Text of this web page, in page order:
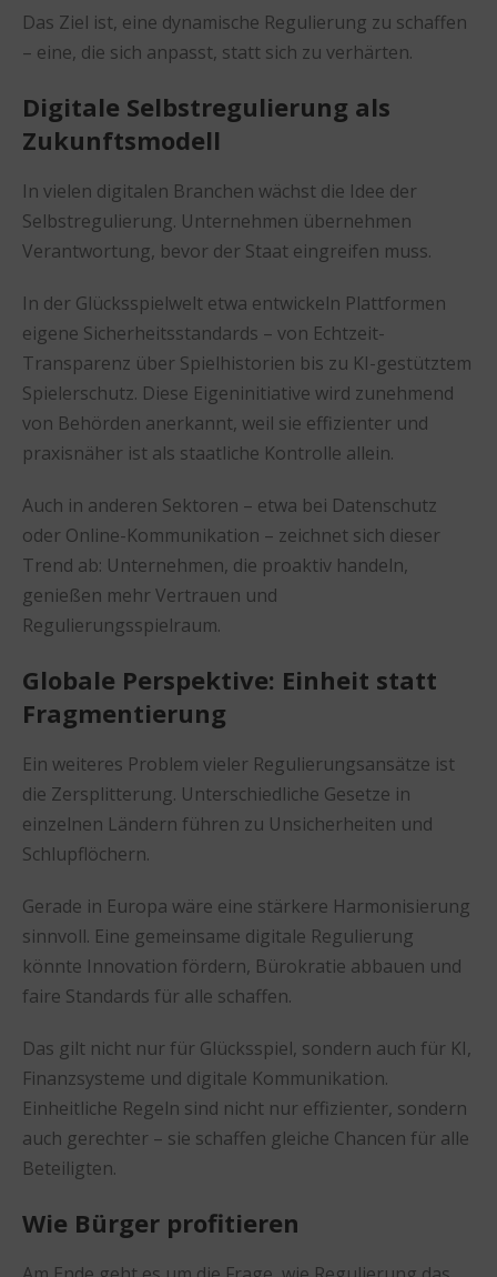
Das Ziel ist, eine dynamische Regulierung zu schaffen
– eine, die sich anpasst, statt sich zu verhärten.
Digitale Selbstregulierung als
Zukunftsmodell
In vielen digitalen Branchen wächst die Idee der
Selbstregulierung. Unternehmen übernehmen
Verantwortung, bevor der Staat eingreifen muss.
In der Glücksspielwelt etwa entwickeln Plattformen
eigene Sicherheitsstandards – von Echtzeit-
Transparenz über Spielhistorien bis zu KI-gestütztem
Spielerschutz. Diese Eigeninitiative wird zunehmend
von Behörden anerkannt, weil sie effizienter und
praxisnäher ist als staatliche Kontrolle allein.
Auch in anderen Sektoren – etwa bei Datenschutz
oder Online-Kommunikation – zeichnet sich dieser
Trend ab: Unternehmen, die proaktiv handeln,
genießen mehr Vertrauen und
Regulierungsspielraum.
Globale Perspektive: Einheit statt
Fragmentierung
Ein weiteres Problem vieler Regulierungsansätze ist
die Zersplitterung. Unterschiedliche Gesetze in
einzelnen Ländern führen zu Unsicherheiten und
Schlupflöchern.
Gerade in Europa wäre eine stärkere Harmonisierung
sinnvoll. Eine gemeinsame digitale Regulierung
könnte Innovation fördern, Bürokratie abbauen und
faire Standards für alle schaffen.
Das gilt nicht nur für Glücksspiel, sondern auch für KI,
Finanzsysteme und digitale Kommunikation.
Einheitliche Regeln sind nicht nur effizienter, sondern
auch gerechter – sie schaffen gleiche Chancen für alle
Beteiligten.
Wie Bürger profitieren